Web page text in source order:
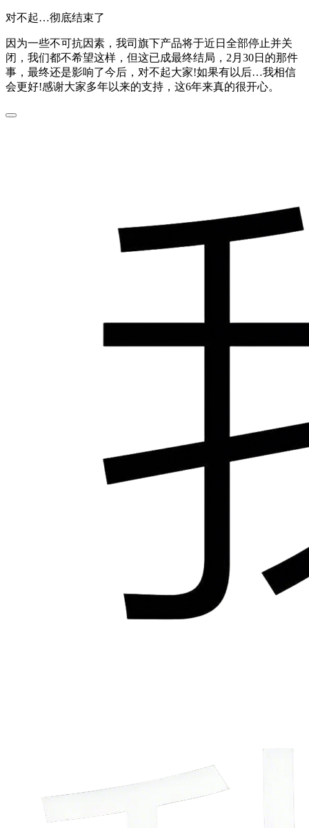
对不起…彻底结束了
因为一些不可抗因素，我司旗下产品将于近日全部停止并关
闭，我们都不希望这样，但这已成最终结局，2月30日的那件
事，最终还是影响了今后，对不起大家!如果有以后…我相信
会更好!感谢大家多年以来的支持，这6年来真的很开心。